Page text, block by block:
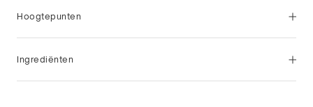
Hoogtepunten
Ingrediënten